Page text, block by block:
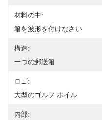
材料の中:
箱を波形を付けなさい
構造:
一つの郵送箱
ロゴ:
大型のゴルフ ホイル
内部: